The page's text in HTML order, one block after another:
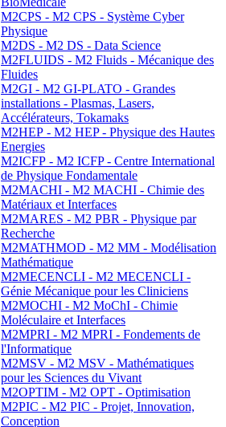
M2CPS - M2 CPS - Système Cyber
Physique
M2DS - M2 DS - Data Science
M2FLUIDS - M2 Fluids - Mécanique des
Fluides
M2GI - M2 GI-PLATO - Grandes
installations - Plasmas, Lasers,
Accélérateurs, Tokamaks
M2HEP - M2 HEP - Physique des Hautes
Energies
M2ICFP - M2 ICFP - Centre International
de Physique Fondamentale
M2MACHI - M2 MACHI - Chimie des
Matériaux et Interfaces
M2MARES - M2 PBR - Physique par
Recherche
M2MATHMOD - M2 MM - Modélisation
Mathématique
M2MECENCLI - M2 MECENCLI -
Génie Mécanique pour les Cliniciens
M2MOCHI - M2 MoChI - Chimie
Moléculaire et Interfaces
M2MPRI - M2 MPRI - Fondements de
l'Informatique
M2MSV - M2 MSV - Mathématiques
pour les Sciences du Vivant
M2OPTIM - M2 OPT - Optimisation
M2PIC - M2 PIC - Projet, Innovation,
Conception